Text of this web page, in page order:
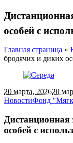
особей с
Главная страница »
бродячих и диких
20 марта, 202620
НовостиФонд
Дистанционная
особей с